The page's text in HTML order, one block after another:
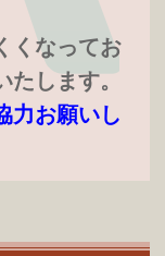
くなってお
たします。
力お願いし